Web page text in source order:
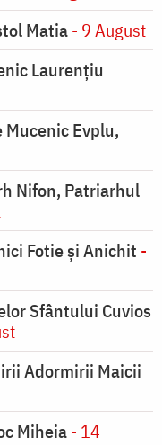
Matia- 9 August
Laurențiu
Evplu,
Nifon, Patriarhul
Fotie și Anichit -
Sfântului Cuvios
Adormirii Maicii
Miheia- 14